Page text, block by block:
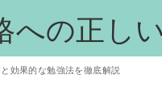
への正し
効果的な勉強法を徹底解説